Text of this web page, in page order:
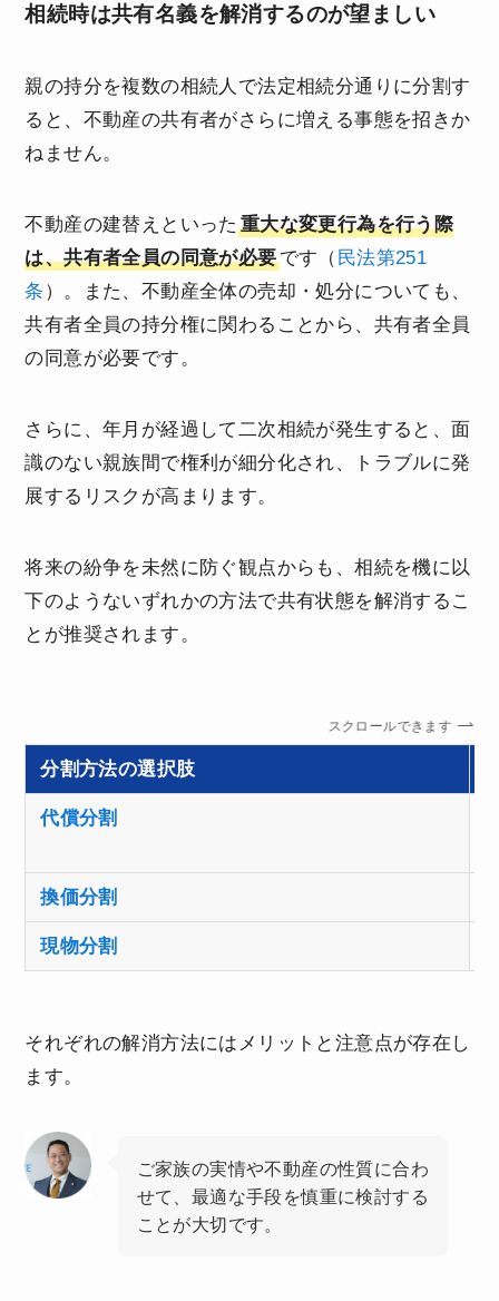
相続時は共有名義を解消するのが望ましい
親の持分を複数の相続人で法定相続分通りに分割す
ると、不動産の共有者がさらに増える事態を招きか
ねません。
不動産の建替えといった 重大な変更行為を行う際
は、共有者全員の同意が必要です（ 民法第251
条 ）。また、不動産全体の売却・処分についても、
共有者全員の持分権に関わることから、共有者全員
の同意が必要です。
さらに、年月が経過して二次相続が発生すると、面
識のない親族間で権利が細分化され、トラブルに発
展するリスクが高まります。
将来の紛争を未然に防ぐ観点からも、相続を機に以
下のようないずれかの方法で共有状態を解消するこ
とが推奨されます。
スクロールできます
分割方法の選択肢
代償分割
換価分割
現物分割
それぞれの解消方法にはメリットと注意点が存在し
ます。
ご家族の実情や不動産の性質に合わ
せて、最適な手段を慎重に検討する
ことが大切です。